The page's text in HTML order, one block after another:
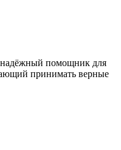
помощник для
принимать верные